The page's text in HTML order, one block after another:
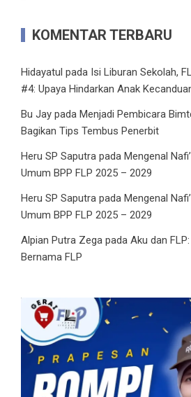
KOMENTAR TERBARU
Hidayatul pada Isi Liburan Sekolah,
#4: Upaya Hindarkan Anak
Bu Jay pada Menjadi Pembicara
Bagikan Tips Tembus Penerbit
Heru SP Saputra pada Mengenal
Umum BPP FLP 2025 – 2029
Heru SP Saputra pada Mengenal
Umum BPP FLP 2025 – 2029
Alpian Putra Zega pada Aku dan
Bernama FLP